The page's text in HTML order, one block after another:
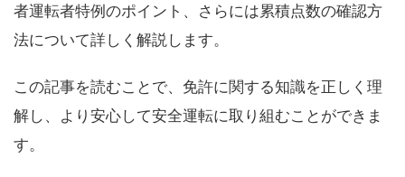
者運転者特例のポイント、さらには累積点数の確認方
法について詳しく解説します。
この記事を読むことで、免許に関する知識を正しく理
解し、より安心して安全運転に取り組むことができま
す。